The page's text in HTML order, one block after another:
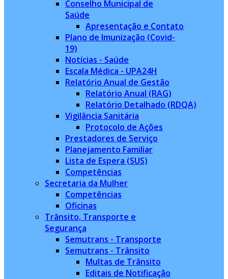
Conselho Municipal de
Saúde
Apresentação e Contato
Plano de Imunização (Covid-
19)
Notícias - Saúde
Escala Médica - UPA24H
Relatório Anual de Gestão
Relatório Anual (RAG)
Relatório Detalhado (RDQA)
Vigilância Sanitária
Protocolo de Ações
Prestadores de Serviço
Planejamento Familiar
Lista de Espera (SUS)
Competências
Secretaria da Mulher
Competências
Oficinas
Trânsito, Transporte e
Segurança
Semutrans - Transporte
Semutrans - Trânsito
Multas de Trânsito
Editais de Notificação